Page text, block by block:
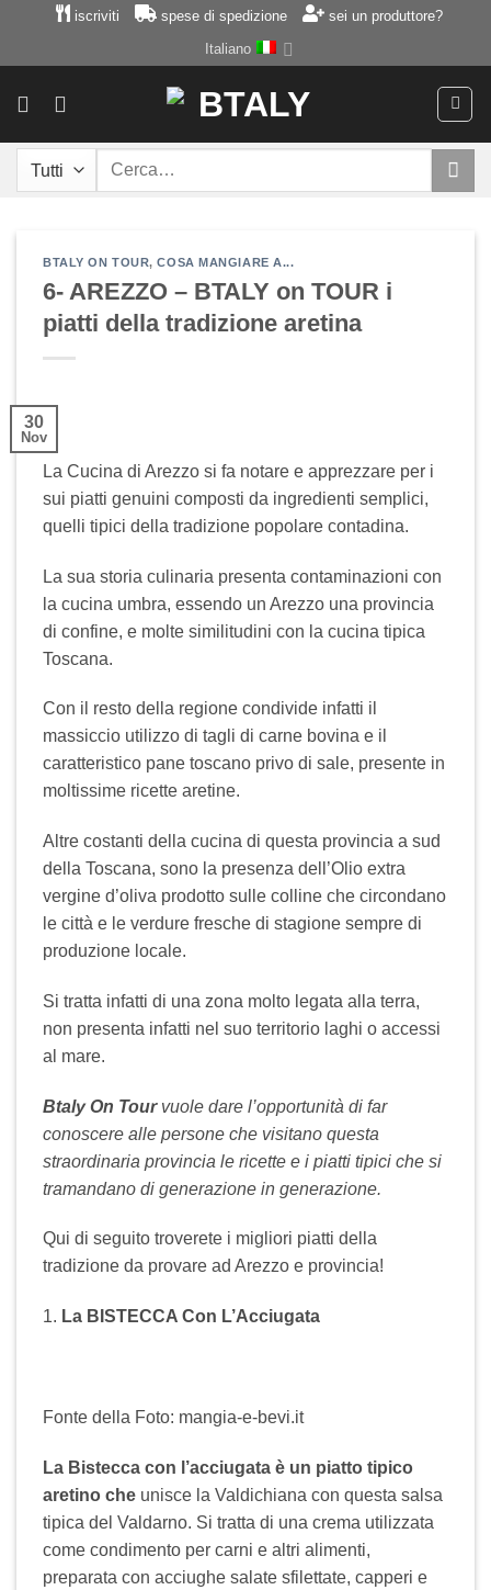
contenuti
iscriviti spese di spedizione
sei un produttore?
Italiano
Cerca:
BTALY ON TOUR,COSA MANGIARE A...
6- AREZZO – BTALY on TOUR i
piatti della tradizione aretina
30
Nov
La Cucina di Arezzo si fa notare e apprezzare per i
sui piatti genuini composti da ingredienti semplici,
quelli tipici della tradizione popolare contadina.
La sua storia culinaria presenta contaminazioni con
la cucina umbra, essendo un Arezzo una provincia
di confine, e molte similitudini con la cucina tipica
Toscana.
Con il resto della regione condivide infatti il
massiccio utilizzo di tagli di carne bovina e il
caratteristico pane toscano privo di sale, presente in
moltissime ricette aretine.
Altre costanti della cucina di questa provincia a sud
della Toscana, sono la presenza dell’Olio extra
vergine d’oliva prodotto sulle colline che circondano
le città e le verdure fresche di stagione sempre di
produzione locale.
Si tratta infatti di una zona molto legata alla terra,
non presenta infatti nel suo territorio laghi o accessi
al mare.
Btaly On Tour vuole dare l’opportunità di far
conoscere alle persone che visitano questa
straordinaria provincia le ricette e i piatti tipici che si
tramandano di generazione in generazione.
Qui di seguito troverete i migliori piatti della
tradizione da provare ad Arezzo e provincia!
1. La BISTECCA Con L’Acciugata
Fonte della Foto: mangia-e-bevi.it
La Bistecca con l’acciugata è un piatto tipico
aretino che unisce la Valdichiana con questa salsa
tipica del Valdarno. Si tratta di una crema utilizzata
come condimento per carni e altri alimenti,
preparata con acciughe salate sfilettate, capperi e